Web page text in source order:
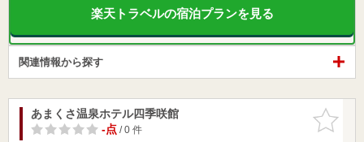
楽天トラベルの宿泊プランを見る
関連情報から探す
お気に入
りに追加
あまくさ温泉ホテル四季咲館
-点/ 0 件